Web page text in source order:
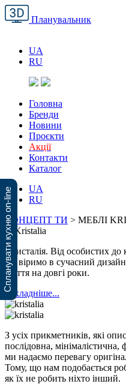
Планувальник
UA
RU
Головна
Бренди
Новини
Проєкти
Акції
Контакти
Каталог
UA
RU
КОНЦЕПТ ТИ > МЕБЛІ
Кристалія. Від особистих
ми віримо в сучасний
життя на довгі роки.
докладніше...
З усіх прикметників, які
послідовна, мінімалістична,
ми надаємо перевагу
Тому, що нам подобається
як їх не робить ніхто інший.
Спланувати кухню on-line